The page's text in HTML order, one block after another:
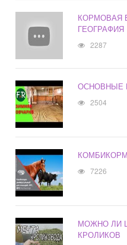
КОРМОВАЯ
ГЕОГРАФИЯ
2287
ОСНОВНЫЕ
2504
7226
МОЖНО ЛИ
КРОЛИКОВ